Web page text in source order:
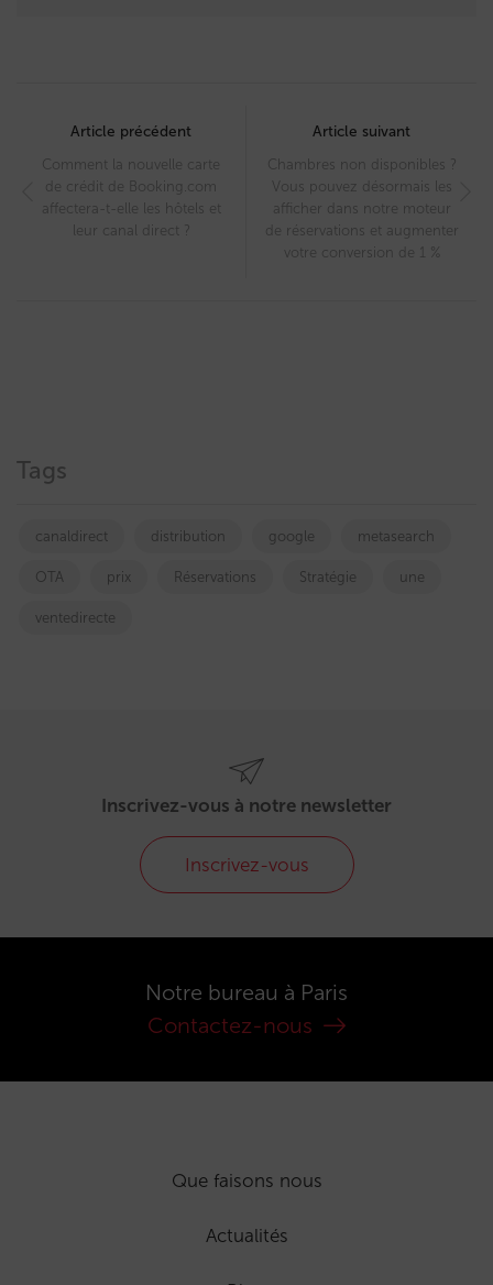
navigation
Article précédent
Comment la nouvelle carte
de crédit de Booking.com
affectera-t-elle les hôtels et
leur canal direct ?
Article suivant
Chambres non disponibles ?
Vous pouvez désormais les
afficher dans notre moteur
de réservations et augmenter
votre conversion de 1 %
Tags
canaldirect distribution google metasearch
OTA prix Réservations Stratégie une
ventedirecte
Inscrivez-vous à notre newsletter
Inscrivez-vous
Notre bureau à Paris
Contactez-nous
Que faisons nous
Actualités